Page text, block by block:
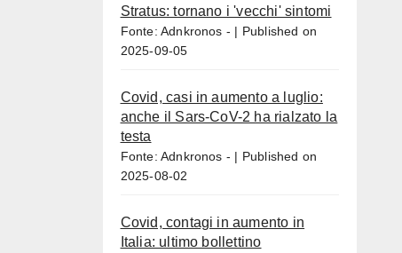
Stratus: tornano i 'vecchi' sintomi
Fonte: Adnkronos -
Published on
2025-09-05
Covid, casi in aumento a luglio:
anche il Sars-CoV-2 ha rialzato la
testa
Fonte: Adnkronos -
Published on
2025-08-02
Covid, contagi in aumento in
Italia: ultimo bollettino